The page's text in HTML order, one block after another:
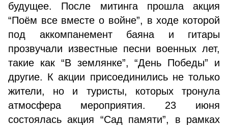
будущее. После митинга прошла акция
“Поём все вместе о войне”, в ходе которой
под аккомпанемент баяна и гитары
прозвучали известные песни военных лет,
такие как “В землянке”, “День Победы” и
другие. К акции присоединились не только
жители, но и туристы, которых тронула
атмосфера мероприятия. 23 июня
состоялась акция “Сад памяти”, в рамках